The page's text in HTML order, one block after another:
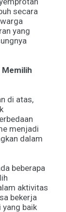
secara
yang
Memilih
di atas,
menjadi
dalam
beberapa
aktivitas
bekerja
yang baik